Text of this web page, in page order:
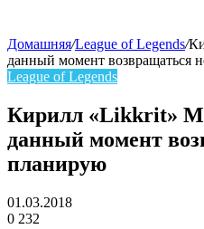
skin
Домашняя/League of Legends/
данный момент возвращаться
League of Legends
Кирилл «Likkrit»
данный момент
планирую
01.03.2018
0 232